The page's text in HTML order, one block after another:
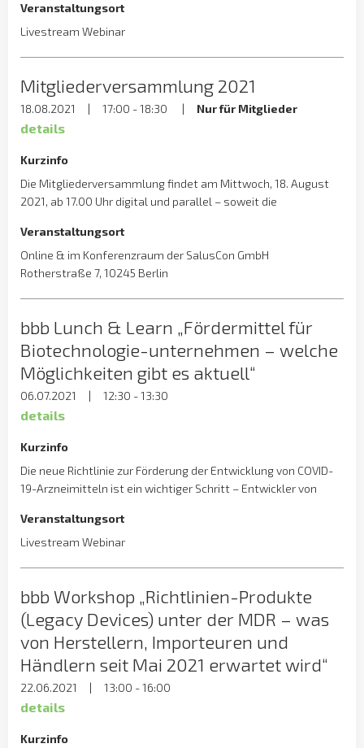
world a modern pilot-scale test facility for projects and
training in the space of biological production for modalities
Veranstaltungsort
Livestream Webinar
Mitgliederversammlung 2021
18.08.2021 | 17:00 - 18:30 | Nur für Mitglieder
details
Kurzinfo
Die Mitgliederversammlung findet am Mittwoch, 18. August
2021, ab 17.00 Uhr digital und parallel – soweit die
wenn Sie noch etwas Zeit für das anschließende kleine Get-
together mitbringen.
Veranstaltungsort
Online & im Konferenzraum der SalusCon GmbH
Rotherstraße 7, 10245 Berlin
bbb Lunch & Learn „Fördermittel für
Biotechnologie-unternehmen – welche
Möglichkeiten gibt es aktuell“
06.07.2021 | 12:30 - 13:30
details
Kurzinfo
Die neue Richtlinie zur Förderung der Entwicklung von COVID-
19-Arzneimitteln ist ein wichtiger Schritt – Entwickler von
diesen Fördergeldern jedoch nicht profitieren. Welche
alternativen Fördermöglichkeiten es für
Förderanträge und Innovationsmanagement, in unserem
Lunch & Learn am 06. Juli 2021 um […]
Veranstaltungsort
Livestream Webinar
bbb Workshop „Richtlinien-Produkte
(Legacy Devices) unter der MDR – was
von Herstellern, Importeuren und
Händlern seit Mai 2021 erwartet wird“
22.06.2021 | 13:00 - 16:00
details
Kurzinfo